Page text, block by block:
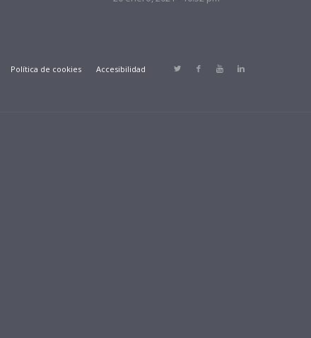
Política de cookies Accesibilidad